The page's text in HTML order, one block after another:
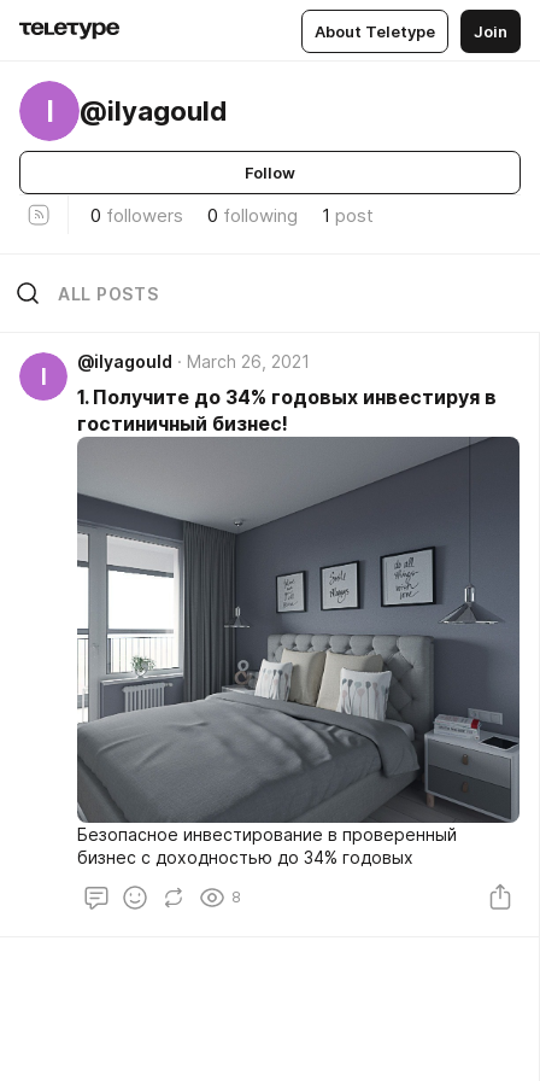
About Teletype Join
I @ilyagould
Follow
0 followers 0 following 1 post
ALL POSTS
I
@ilyagould March 26, 2021
1. Получите до 34% годовых инвестируя в
гостиничный бизнес!
Безопасное инвестирование в проверенный
бизнес с доходностью до 34% годовых
8